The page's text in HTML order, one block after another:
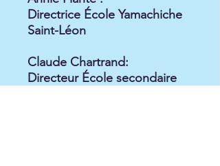
Directrice École Yamachiche
Saint-Léon
​Claude Chartrand:
Directeur École secondaire